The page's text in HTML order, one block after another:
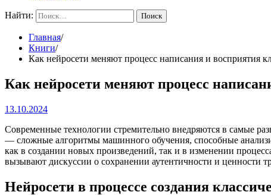
Найти:
Главная
Книги
Как нейросети меняют процесс написания и восприятия
Как нейросети меняют процесс
13.10.2024
Современные технологии стремительно внедряются в самые
— сложные алгоритмы машинного обучения, способные
как в создании новых произведений, так и в изменении
вызывают дискуссии о сохранении аутентичности и ценности
Нейросети в процессе создания